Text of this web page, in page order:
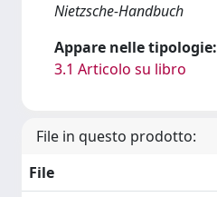
Nietzsche-Handbuch
Appare nelle tipologie:
3.1 Articolo su libro
File in questo prodotto:
File